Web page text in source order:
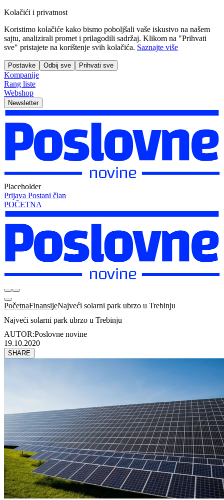
Kolačići i privatnost
Koristimo kolačiće kako bismo poboljšali vaše iskustvo na našem
sajtu, analizirali promet i prilagodili sadržaj. Klikom na "Prihvati
sve" pristajete na korištenje svih kolačića. Saznajte više
Postavke Odbij sve Prihvati sve
Kompanije
Rang liste
Webshop
Newsletter
Placeholder
Prijava Postani član
POČETNA
PočetnaFinansijeNajveći solarni park ubrzo u Trebinju
Najveći solarni park ubrzo u Trebinju
AUTOR:Poslovne novine
19.10.2020
SHARE